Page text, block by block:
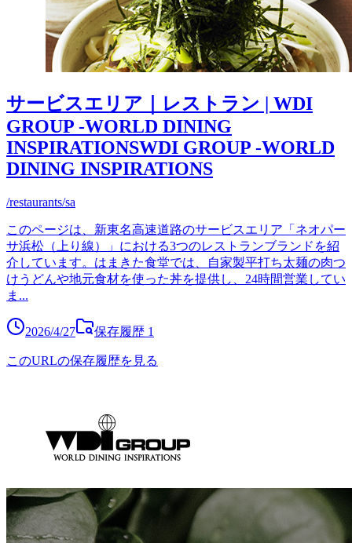
サービスエリア｜レストラン | WDI
GROUP -WORLD DINING
INSPIRATIONSWDI GROUP -WORLD
DINING INSPIRATIONS
/restaurants/sa
このページは、新東名高速道路のサービスエリア「ネオパー
サ浜松（上り線）」における3つのレストランブランドを紹
介しています。はまきた食堂では、自家製平打ち太麺の肉つ
けうどんや地元食材を使った丼を提供し、24時間営業してい
ま ...
2026/4/27 保存履歴 1
このURLの保存履歴を見る